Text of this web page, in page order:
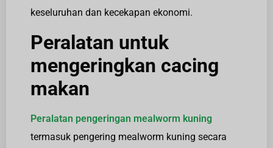
keseluruhan dan kecekapan ekonomi.
Peralatan untuk
mengeringkan cacing
makan
Peralatan pengeringan mealworm kuning
termasuk pengering mealworm kuning secara